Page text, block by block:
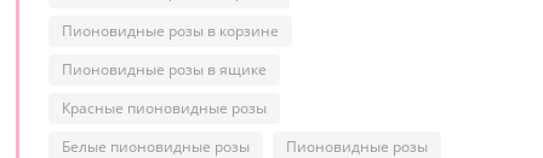
Пионовидные розы в корзине
Пионовидные розы в ящике
Красные пионовидные розы
Белые пионовидные розы
Пионовидные розы